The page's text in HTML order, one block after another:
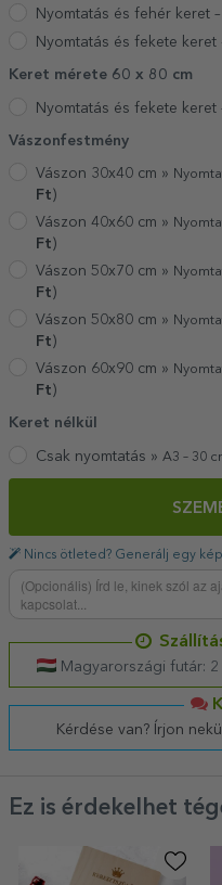
Nyomtatás és fehér keret
Nyomtatás és fekete keret
Keret mérete 60 x 80 cm
Nyomtatás és fekete keret
Vászonfestmény
Vászon 30x40 cm »
Ft)
Vászon 40x60 cm »
Ft)
Vászon 50x70 cm »
Ft)
Vászon 50x80 cm »
Ft)
Vászon 60x90 cm »
Ft)
Keret nélkül
Csak nyomtatás » A3 – 30
Nincs ötleted? Generálj egy
Magyarországi futár: 2
Kérdése van? Írjon
Ez is érdekelhet